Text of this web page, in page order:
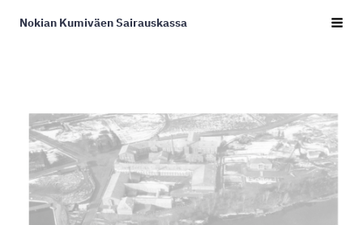
Siirry
Nokian Kumiväen Sairauskassa